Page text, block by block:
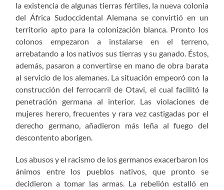
la existencia de algunas tierras fértiles, la nueva colonia
del África Sudoccidental Alemana se convirtió en un
territorio apto para la colonización blanca. Pronto los
colonos empezaron a instalarse en el terreno,
arrebatando a los nativos sus tierras y su ganado. Éstos,
además, pasaron a convertirse en mano de obra barata
al servicio de los alemanes. La situación empeoró con la
construcción del ferrocarril de Otavi, el cual facilitó la
penetración germana al interior. Las violaciones de
mujeres herero, frecuentes y rara vez castigadas por el
derecho germano, añadieron más leña al fuego del
descontento aborigen.
Los abusos y el racismo de los germanos exacerbaron los
ánimos entre los pueblos nativos, que pronto se
decidieron a tomar las armas. La rebelión estalló en